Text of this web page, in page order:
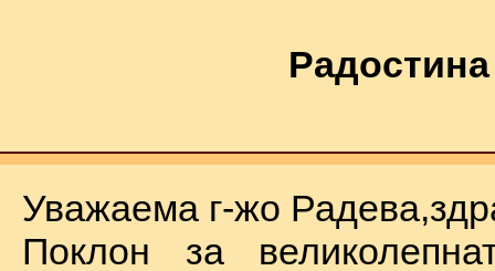
Уважаема г-жо
Поклон за